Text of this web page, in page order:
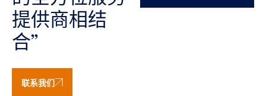
提供商相结
合”
联系我们